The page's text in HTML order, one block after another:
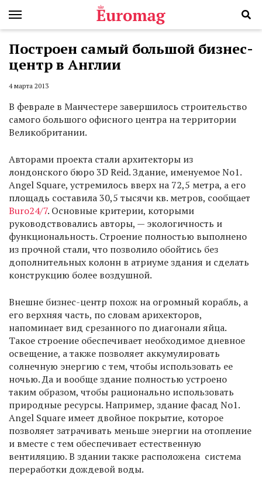
Построен самый большой бизнес-
центр в Англии
4 марта 2013
В феврале в Манчестере завершилось строительство
самого большого офисного центра на территории
Великобритании.
Авторами проекта стали архитекторы из
лондонского бюро 3D Reid. Здание, именуемое No1.
Angel Square, устремилось вверх на 72,5 метра, а его
площадь составила 30,5 тысячи кв. метров, сообщает
Buro24/7. Основные критерии, которыми
руководствовались авторы, — экологичность и
функциональность. Строение полностью выполнено
из прочной стали, что позволило обойтись без
дополнительных колонн в атриуме здания и сделать
конструкцию более воздушной.
Внешне бизнес-центр похож на огромный корабль, а
его верхняя часть, по словам арихекторов,
напоминает вид срезанного по диагонали яйца.
Такое строение обеспечивает необходимое дневное
освещение, а также позволяет аккумулировать
солнечную энергию с тем, чтобы использовать ее
ночью. Да и вообще здание полностью устроено
таким образом, чтобы рационально использовать
природные ресурсы. Например, здание фасад No1.
Angel Square имеет двойное покрытие, которое
позволяет затрачивать меньше энергии на отопление
и вместе с тем обеспечивает естественную
вентиляцию. В здании также расположена система
переработки дождевой воды.